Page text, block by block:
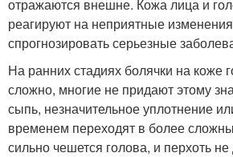
отражаются внешне. Кожа лица и
реагируют на неприятные
спрогнозировать серьезные
На ранних стадиях болячки на коже
сложно, многие не придают этому
сыпь, незначительное уплотнение
временем переходят в более
сильно чешется голова, и перхоть не